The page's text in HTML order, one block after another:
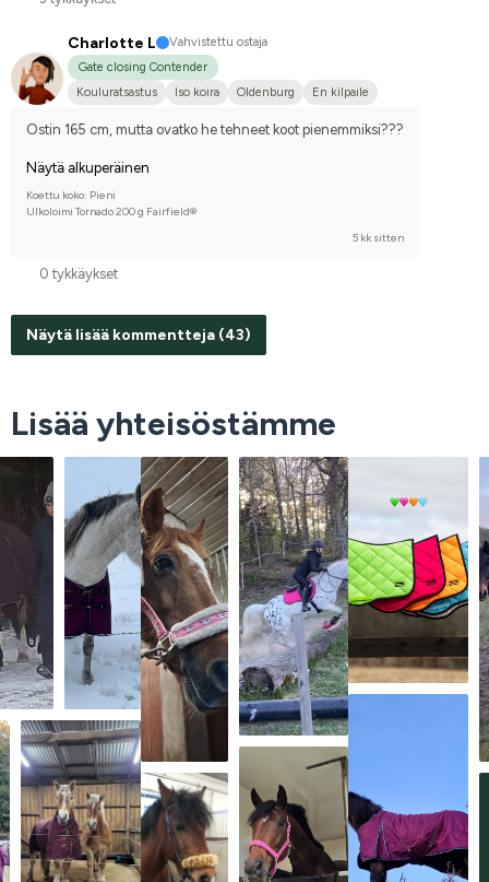
Charlotte L
Vahvistettu ostaja
Gate closing Contender
Kouluratsastus
Iso koira Oldenburg En kilpaile
Ostin 165 cm, mutta ovatko he tehneet koot pienemmiksi???
Näytä alkuperäinen
Koettu koko: Pieni
Ulkoloimi Tornado 200 g Fairfield®
5 kk sitten
0 tykkäykset
Näytä lisää kommentteja (43)
Lisää yhteisöstämme